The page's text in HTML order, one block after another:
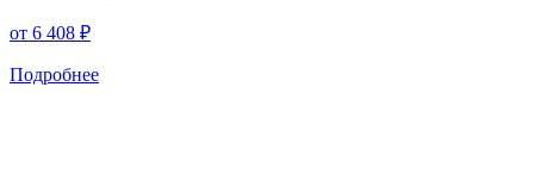
от 6 408 ₽
Подробнее